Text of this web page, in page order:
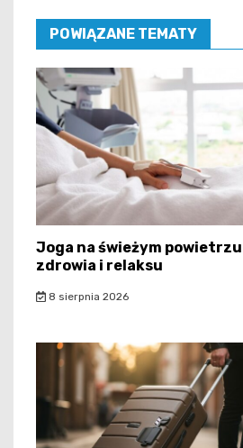
POWIĄZANE TEMATY
Joga na świeżym
zdrowia i relaksu
8 sierpnia 2026